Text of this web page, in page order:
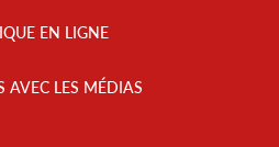
EN LIGNE
AVEC LES MÉDIAS